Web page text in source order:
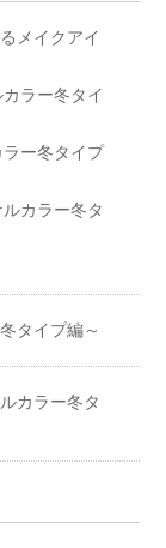
メイクアイ
ラー冬タイ
ー冬タイプ
カラー冬タ
タイプ編～
カラー冬タ